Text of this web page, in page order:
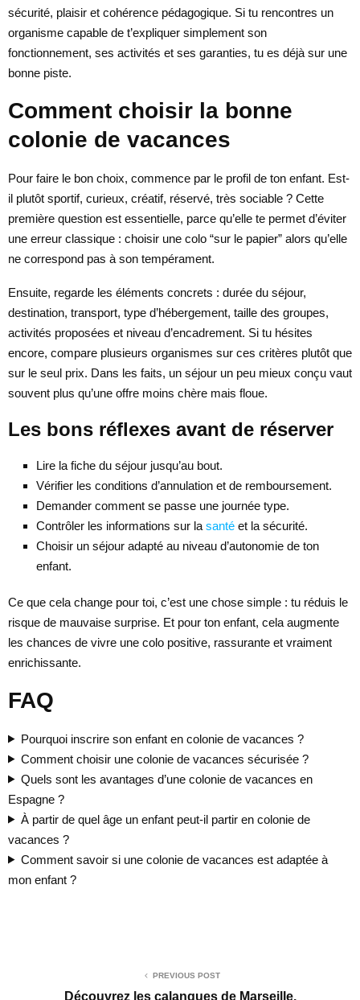
sécurité, plaisir et cohérence pédagogique. Si tu rencontres un
organisme capable de t’expliquer simplement son
fonctionnement, ses activités et ses garanties, tu es déjà sur une
bonne piste.
Comment choisir la bonne
colonie de vacances
Pour faire le bon choix, commence par le profil de ton enfant. Est-
il plutôt sportif, curieux, créatif, réservé, très sociable ? Cette
première question est essentielle, parce qu’elle te permet d’éviter
une erreur classique : choisir une colo “sur le papier” alors qu’elle
ne correspond pas à son tempérament.
Ensuite, regarde les éléments concrets : durée du séjour,
destination, transport, type d’hébergement, taille des groupes,
activités proposées et niveau d’encadrement. Si tu hésites
encore, compare plusieurs organismes sur ces critères plutôt que
sur le seul prix. Dans les faits, un séjour un peu mieux conçu vaut
souvent plus qu’une offre moins chère mais floue.
Les bons réflexes avant de réserver
Lire la fiche du séjour jusqu’au bout.
Vérifier les conditions d’annulation et de remboursement.
Demander comment se passe une journée type.
Contrôler les informations sur la santé et la sécurité.
Choisir un séjour adapté au niveau d’autonomie de ton
enfant.
Ce que cela change pour toi, c’est une chose simple : tu réduis le
risque de mauvaise surprise. Et pour ton enfant, cela augmente
les chances de vivre une colo positive, rassurante et vraiment
enrichissante.
FAQ
Pourquoi inscrire son enfant en colonie de vacances ?
Comment choisir une colonie de vacances sécurisée ?
Quels sont les avantages d’une colonie de vacances en
Espagne ?
À partir de quel âge un enfant peut-il partir en colonie de
vacances ?
Comment savoir si une colonie de vacances est adaptée à
mon enfant ?
PREVIOUS POST
Découvrez les calanques de Marseille.